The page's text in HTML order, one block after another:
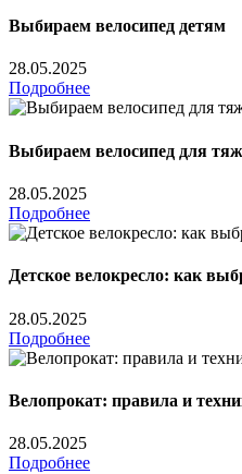
Выбираем велосипед детям
28.05.2025
Подробнее
Выбираем велосипед для
28.05.2025
Подробнее
Детское велокресло: как
28.05.2025
Подробнее
Велопрокат: правила и
28.05.2025
Подробнее